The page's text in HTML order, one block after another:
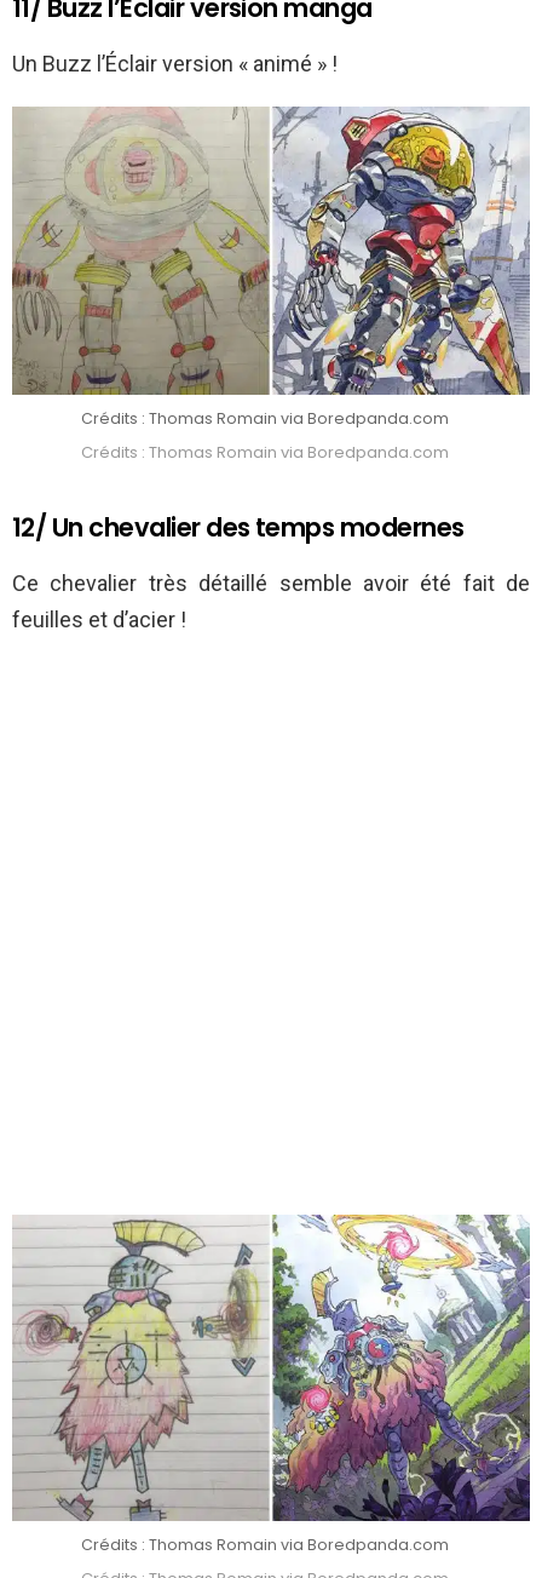
11/ Buzz l’Éclair version manga
Un Buzz l’Éclair version « animé » !
Crédits : Thomas Romain via Boredpanda.com
Crédits : Thomas Romain via Boredpanda.com
12/ Un chevalier des temps modernes
Ce chevalier très détaillé semble avoir été fait de
feuilles et d’acier !
Crédits : Thomas Romain via Boredpanda.com